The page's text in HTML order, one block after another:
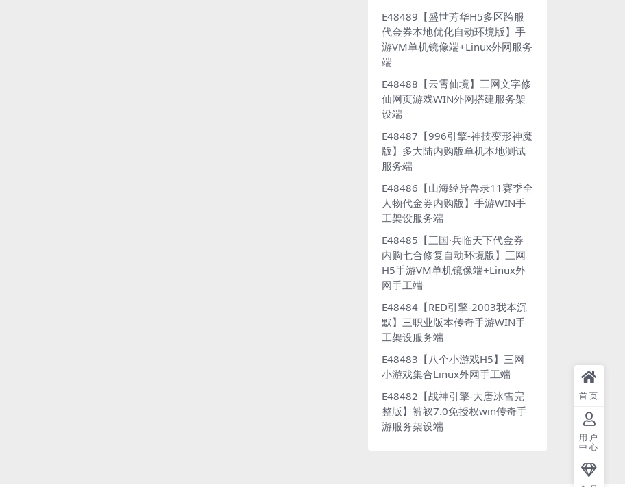
E48489【盛世芳华H5多区跨服
代金券本地优化自动环境版】手
游VM单机镜像端+Linux外网服务
端
E48488【云霄仙境】三网文字修
仙网页游戏WIN外网搭建服务架
设端
E48487【996引擎-神技变形神魔
版】多大陆内购版单机本地测试
服务端
E48486【山海经异兽录11赛季全
人物代金券内购版】手游WIN手
工架设服务端
E48485【三国·兵临天下代金券
内购七合修复自动环境版】三网
H5手游VM单机镜像端+Linux外
网手工端
E48484【RED引擎-2003我本沉
默】三职业版本传奇手游WIN手
工架设服务端
E48483【八个小游戏H5】三网
小游戏集合Linux外网手工端
E48482【战神引擎-大唐冰雪完
整版】裤衩7.0免授权win传奇手
游服务架设端
首页
用户
中心